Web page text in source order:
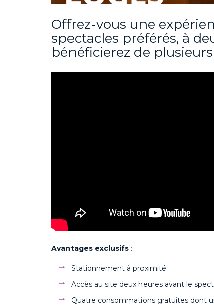
Offrez-vous une
spectacles préférés, à
bénéficierez de
Avantages exclusifs :
Stationnement à proximité
Accès au site deux heures avant le
Quatre consommations gratuites dont